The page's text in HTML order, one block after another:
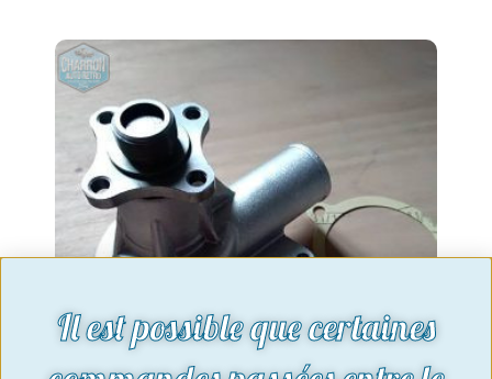
Il est possible que certaines